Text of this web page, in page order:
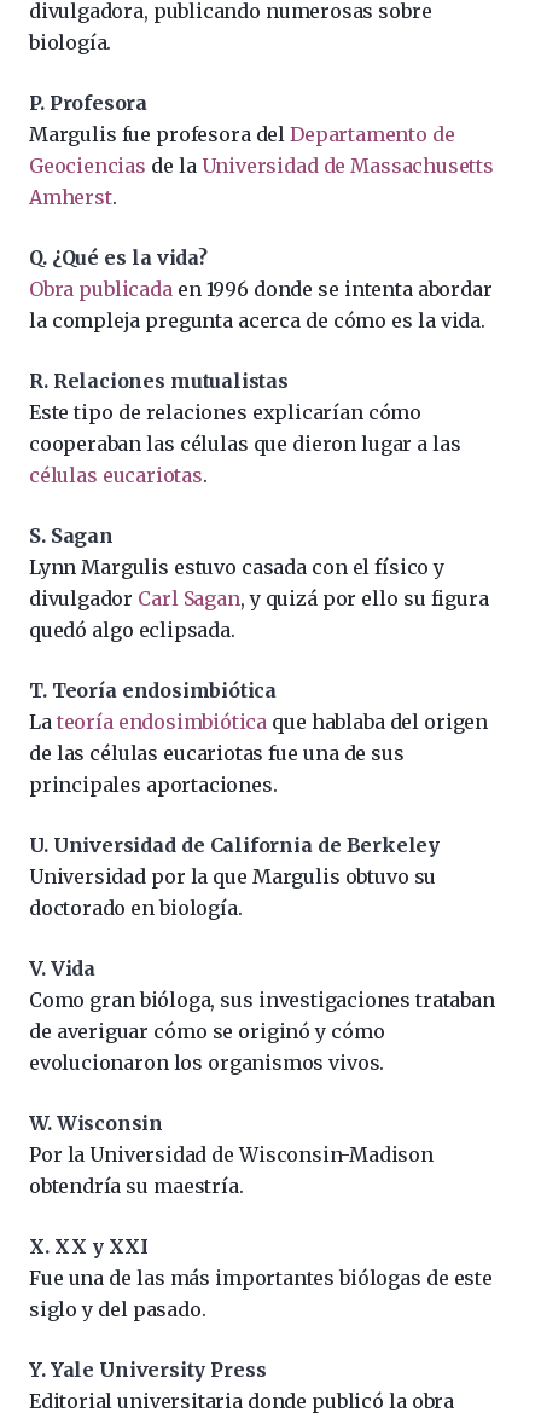
divulgadora, publicando numerosas sobre
biología.
P. Profesora
Margulis fue profesora delDepartamento de
Geociencias de la Universidad de Massachusetts
Amherst.
Q. ¿Qué es la vida?
Obra publicadaen 1996 donde se intenta abordar
la compleja pregunta acerca de cómo es la vida.
R. Relaciones mutualistas
Este tipo de relaciones explicarían cómo
cooperaban las células que dieron lugar a las
células eucariotas.
S. Sagan
Lynn Margulis estuvo casada con el físico y
divulgador Carl Sagan, y quizá por ello su figura
quedó algo eclipsada.
T. Teoría endosimbiótica
La teoría endosimbiótica que hablaba del origen
de las células eucariotas fue una de sus
principales aportaciones.
U. Universidad de California de Berkeley
Universidad por la que Margulis obtuvo su
doctorado en biología.
V. Vida
Como gran bióloga, sus investigaciones trataban
de averiguar cómo se originó y cómo
evolucionaron los organismos vivos.
W. Wisconsin
Por la Universidad de Wisconsin-Madison
obtendría su maestría.
X. XX y XXI
Fue una de las más importantes biólogas de este
siglo y del pasado.
Y. Yale University Press
Editorial universitaria donde publicó la obra